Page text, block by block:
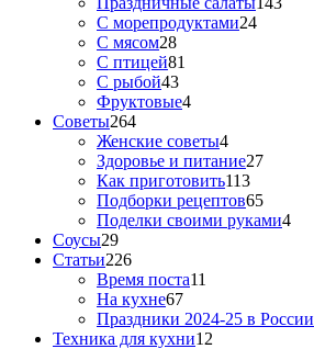
С морепродуктами24
С мясом28
С птицей81
С рыбой43
Фруктовые4
Советы264
Женские советы4
Здоровье и питание27
Как приготовить113
Подборки рецептов65
Поделки своими руками4
Соусы29
Статьи226
Время поста11
На кухне67
Праздники 2024-25 в России
Техника для кухни12